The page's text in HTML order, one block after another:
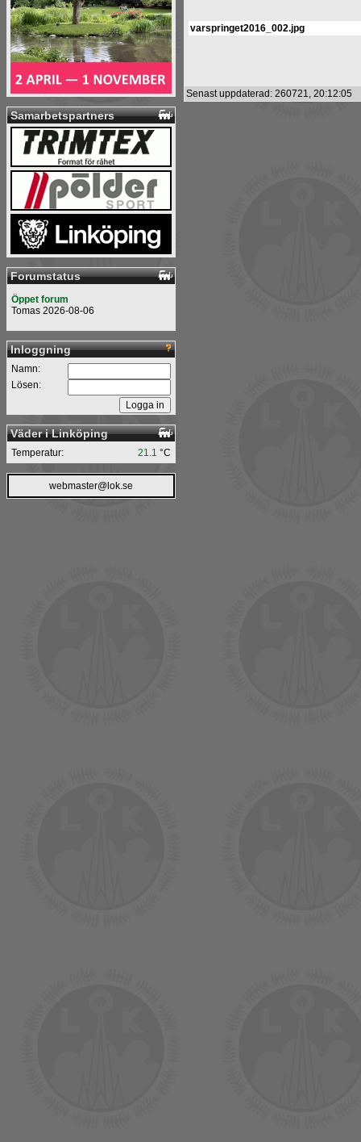
Samarbetspartners
Forumstatus
Öppet forum
Tomas 2026-08-06
Inloggning
Namn:
Lösen:
Väder i Linköping
21.1 °C
Temperatur:
webmaster@lok.se
varspringet2016_002.jpg
Senast uppdaterad: 260721, 20:12:05